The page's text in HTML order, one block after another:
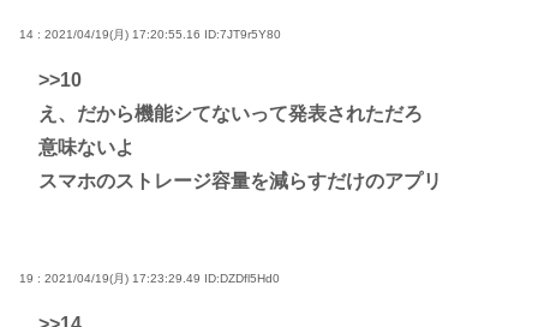
14 : 2021/04/19(月) 17:20:55.16 ID:7JT9r5Y80
>>10
え、だから機能シてないって発表されただろ
意味ないよ
スマホのストレージ容量を減らすだけのアプリ
19 : 2021/04/19(月) 17:23:29.49 ID:DZDfl5Hd0